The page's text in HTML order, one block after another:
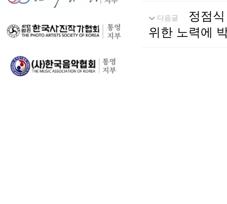
다음글
정점
위한 노력에